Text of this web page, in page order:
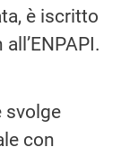
è iscritto
svolge
con